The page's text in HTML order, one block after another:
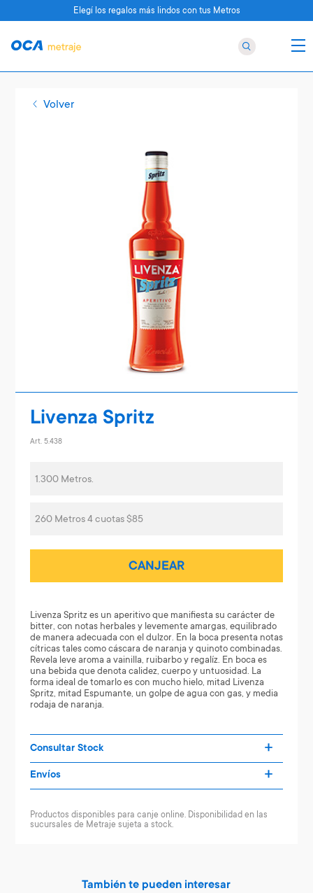
Volver
Livenza Spritz
Art. 5.438
1.300 Metros.
260 Metros 4 cuotas $85
CANJEAR
Livenza Spritz es un aperitivo que manifiesta su carácter de
bitter, con notas herbales y levemente amargas, equilibrado
de manera adecuada con el dulzor. En la boca presenta notas
cítricas tales como cáscara de naranja y quinoto combinadas.
Revela leve aroma a vainilla, ruibarbo y regalíz. En boca es
una bebida que denota calidez, cuerpo y untuosidad. La
forma ideal de tomarlo es con mucho hielo, mitad Livenza
Spritz, mitad Espumante, un golpe de agua con gas, y media
rodaja de naranja.
Consultar Stock
Envíos
Productos disponibles para canje online. Disponibilidad en las
sucursales de Metraje sujeta a stock.
También te pueden interesar
Elegí los regalos más lindos con tus Metros